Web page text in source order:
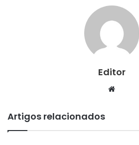
Editor
Website
Artigos relacionados